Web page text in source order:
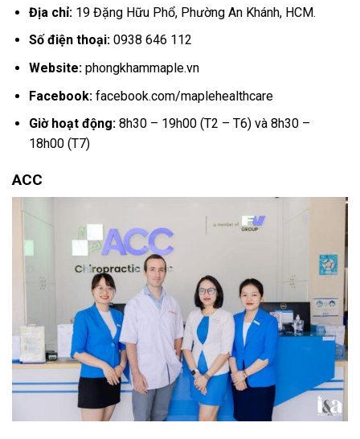
Địa chỉ: 19 Đặng Hữu Phổ, Phường An Khánh, HCM.
Số điện thoại: 0938 646 112
Website: phongkhammaple.vn
Facebook: facebook.com/maplehealthcare
Giờ hoạt động: 8h30 – 19h00 (T2 – T6) và 8h30 –
18h00 (T7)
ACC